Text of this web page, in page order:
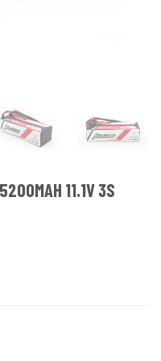
11.1V 3S